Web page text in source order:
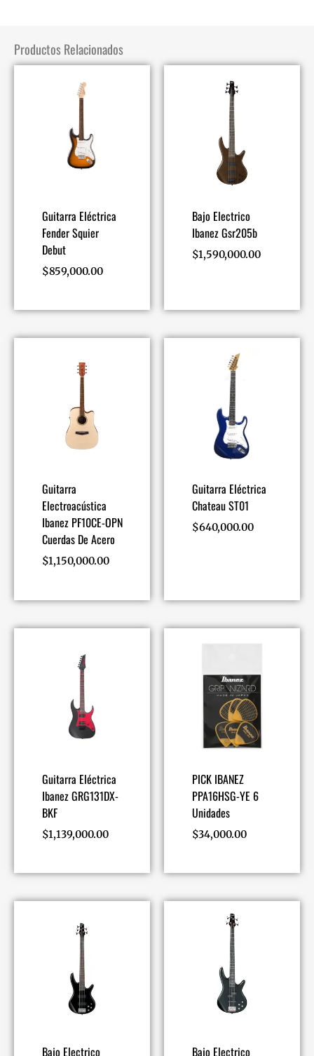
Productos Relacionados
Guitarra Eléctrica
Fender Squier
Debut
$859,000.00
Bajo Electrico
Ibanez Gsr205b
$1,590,000.00
Guitarra
Electroacústica
Ibanez PF10CE-OPN
Cuerdas De Acero
$1,150,000.00
Guitarra Eléctrica
Chateau ST01
$640,000.00
Guitarra Eléctrica
Ibanez GRG131DX-
BKF
$1,139,000.00
PICK IBANEZ
PPA16HSG-YE 6
Unidades
$34,000.00
Bajo Electrico
Bajo Electrico